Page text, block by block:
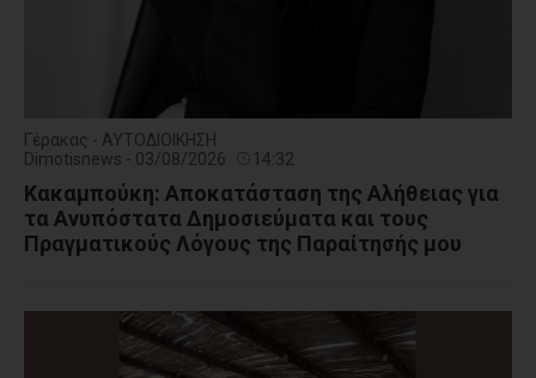
Γέρακας - ΑΥΤΟΔΙΟΙΚΗΣΗ
Dimotisnews - 03/08/2026
14:32
Κακαμπούκη: Αποκατάσταση της Αλήθειας για
τα Ανυπόστατα Δημοσιεύματα και τους
Πραγματικούς Λόγους της Παραίτησής μου